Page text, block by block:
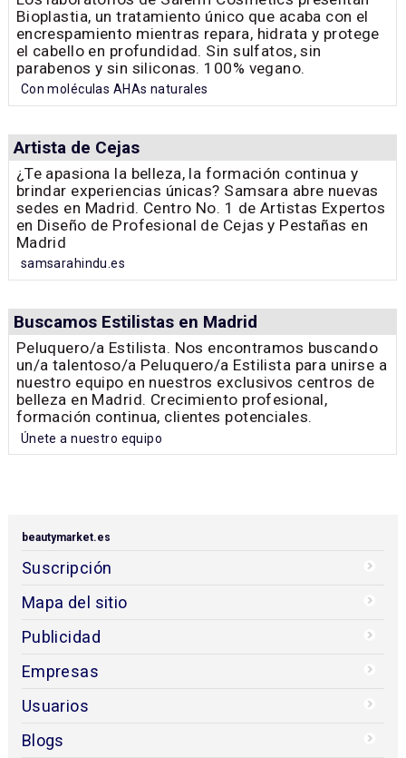
Bioplastia, un tratamiento único que acaba con el
encrespamiento mientras repara, hidrata y protege
el cabello en profundidad. Sin sulfatos, sin
parabenos y sin siliconas. 100% vegano.
Con moléculas AHAs naturales
Artista de Cejas
¿Te apasiona la belleza, la formación continua y
brindar experiencias únicas? Samsara abre nuevas
sedes en Madrid. Centro No. 1 de Artistas Expertos
en Diseño de Profesional de Cejas y Pestañas en
Madrid
samsarahindu.es
Buscamos Estilistas en Madrid
Peluquero/a Estilista. Nos encontramos buscando
un/a talentoso/a Peluquero/a Estilista para unirse a
nuestro equipo en nuestros exclusivos centros de
belleza en Madrid. Crecimiento profesional,
formación continua, clientes potenciales.
Únete a nuestro equipo
beautymarket.es
Suscripción
Mapa del sitio
Publicidad
Empresas
Usuarios
Blogs